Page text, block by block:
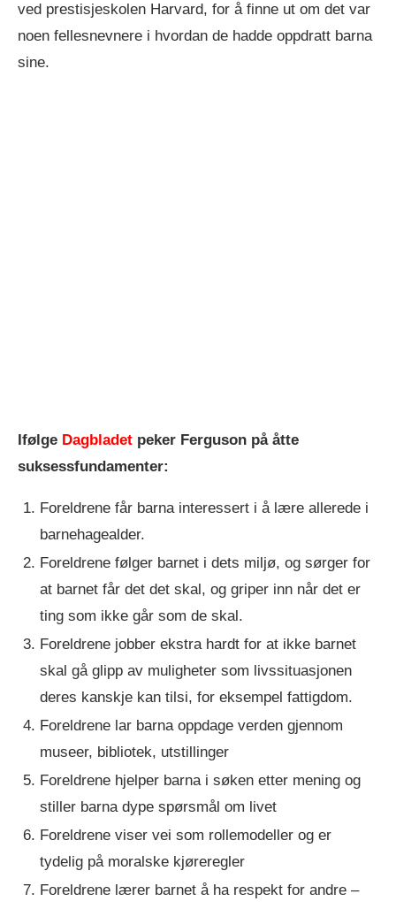
ved prestisjeskolen Harvard, for å finne ut om det var
noen fellesnevnere i hvordan de hadde oppdratt barna
sine.
Ifølge Dagbladet peker Ferguson på åtte
suksessfundamenter:
Foreldrene får barna interessert i å lære allerede i
barnehagealder.
Foreldrene følger barnet i dets miljø, og sørger for
at barnet får det det skal, og griper inn når det er
ting som ikke går som de skal.
Foreldrene jobber ekstra hardt for at ikke barnet
skal gå glipp av muligheter som livssituasjonen
deres kanskje kan tilsi, for eksempel fattigdom.
Foreldrene lar barna oppdage verden gjennom
museer, bibliotek, utstillinger
Foreldrene hjelper barna i søken etter mening og
stiller barna dype spørsmål om livet
Foreldrene viser vei som rollemodeller og er
tydelig på moralske kjøreregler
Foreldrene lærer barnet å ha respekt for andre –